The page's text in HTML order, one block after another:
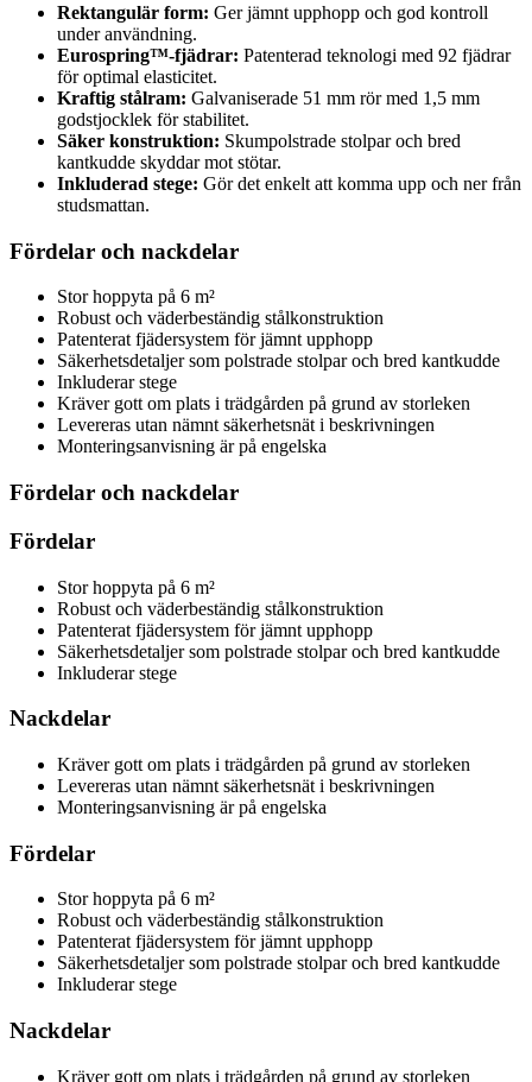
Rektangulär form: Ger jämnt upphopp och god kontroll
under användning.
Eurospring™-fjädrar: Patenterad teknologi med 92 fjädrar
för optimal elasticitet.
Kraftig stålram: Galvaniserade 51 mm rör med 1,5 mm
godstjocklek för stabilitet.
Säker konstruktion: Skumpolstrade stolpar och bred
kantkudde skyddar mot stötar.
Inkluderad stege: Gör det enkelt att komma upp och ner från
studsmattan.
Fördelar och nackdelar
Stor hoppyta på 6 m²
Robust och väderbeständig stålkonstruktion
Patenterat fjädersystem för jämnt upphopp
Säkerhetsdetaljer som polstrade stolpar och bred kantkudde
Inkluderar stege
Kräver gott om plats i trädgården på grund av storleken
Levereras utan nämnt säkerhetsnät i beskrivningen
Monteringsanvisning är på engelska
Fördelar och nackdelar
Fördelar
Stor hoppyta på 6 m²
Robust och väderbeständig stålkonstruktion
Patenterat fjädersystem för jämnt upphopp
Säkerhetsdetaljer som polstrade stolpar och bred kantkudde
Inkluderar stege
Nackdelar
Kräver gott om plats i trädgården på grund av storleken
Levereras utan nämnt säkerhetsnät i beskrivningen
Monteringsanvisning är på engelska
Fördelar
Stor hoppyta på 6 m²
Robust och väderbeständig stålkonstruktion
Patenterat fjädersystem för jämnt upphopp
Säkerhetsdetaljer som polstrade stolpar och bred kantkudde
Inkluderar stege
Nackdelar
Kräver gott om plats i trädgården på grund av storleken